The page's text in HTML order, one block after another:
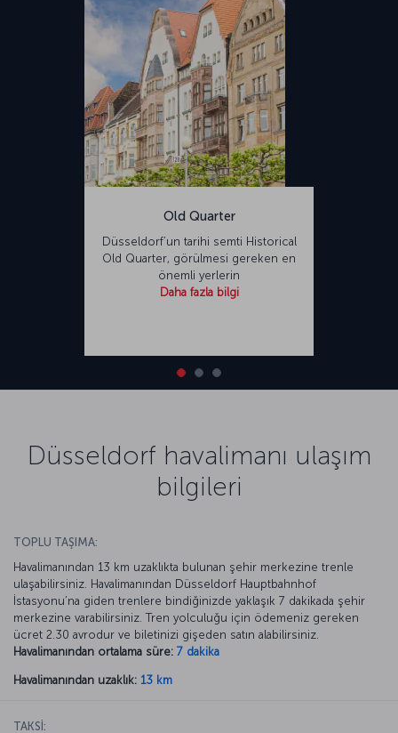
Old Quarter
Düsseldorf’un tarihi semti Historical
Old Quarter, görülmesi gereken en
önemli yerlerin
Daha fazla bilgi
Düsseldorf havalimanı ulaşım
bilgileri
TOPLU TAŞIMA:
Havalimanından 13 km uzaklıkta bulunan şehir merkezine trenle
ulaşabilirsiniz. Havalimanından Düsseldorf Hauptbahnhof
İstasyonu’na giden trenlere bindiğinizde yaklaşık 7 dakikada şehir
merkezine varabilirsiniz. Tren yolculuğu için ödemeniz gereken
ücret 2.30 avrodur ve biletinizi gişeden satın alabilirsiniz.
Havalimanından ortalama süre: 7 dakika
Havalimanından uzaklık: 13 km
TAKSİ: